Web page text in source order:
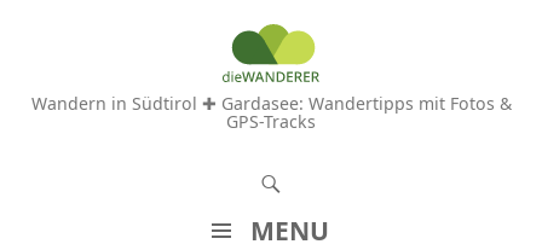
Wandern in Südtirol ✚ Gardasee: Wandertipps mit Fotos &
GPS-Tracks
MENU